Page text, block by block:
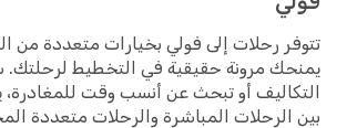
تتوفر رحلات إلى فولي بخيارات متعددة من
يمنحك مرونة حقيقية في التخطيط
التكاليف أو تبحث عن أنسب وقت للمغادرة،
بين الرحلات المباشرة والرحلات متعددة